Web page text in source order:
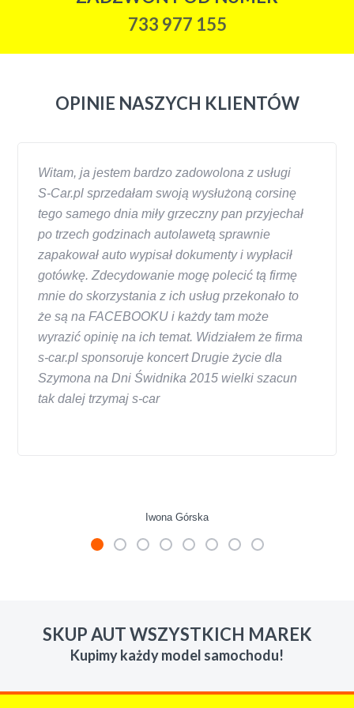
733 977 155
OPINIE NASZYCH KLIENTÓW
Witam, ja jestem bardzo zadowolona z usługi
S-Car.pl sprzedałam swoją wysłużoną corsinę
tego samego dnia miły grzeczny pan przyjechał
po trzech godzinach autolawetą sprawnie
zapakował auto wypisał dokumenty i wypłacił
gotówkę. Zdecydowanie mogę polecić tą firmę
mnie do skorzystania z ich usług przekonało to
że są na FACEBOOKU i każdy tam może
wyrazić opinię na ich temat. Widziałem że firma
s-car.pl sponsoruje koncert Drugie życie dla
Szymona na Dni Świdnika 2015 wielki szacun
tak dalej trzymaj s-car
Iwona Górska
roznym stanie i roznym wieku, za kazdym
razem z laweta ten sam przesympatyczny,
czlowiek. Doradzil telefonicznie, zaproponowal
SKUP AUT WSZYSTKICH MAREK
Kupimy każdy model samochodu!